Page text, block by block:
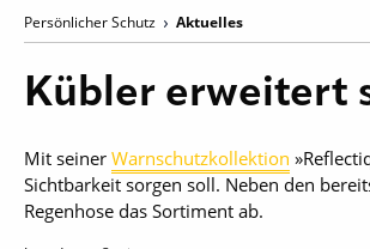
Persönlicher Schutz Aktuelles
Kübler erweitert
Mit seiner Warnschutzkollektion
Sichtbarkeit sorgen soll. Neben den
Regenhose das Sortiment ab.